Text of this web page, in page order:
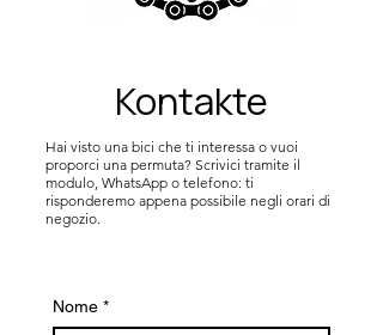
Kontakte
Hai visto una bici che ti interessa o vuoi
proporci una permuta? Scrivici tramite il
modulo, WhatsApp o telefono: ti
risponderemo appena possibile negli orari di
negozio.
Nome *